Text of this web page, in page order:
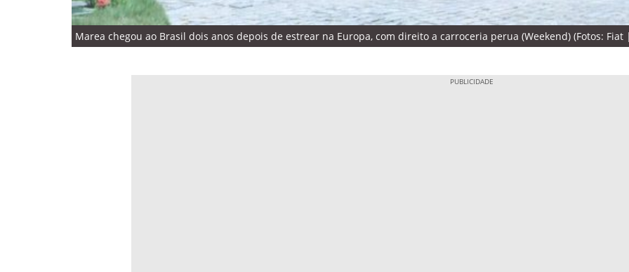
Marea chegou ao Brasil dois anos depois de estrear na Europa, com direito a carroceria perua (Weekend) (Fotos: Fiat